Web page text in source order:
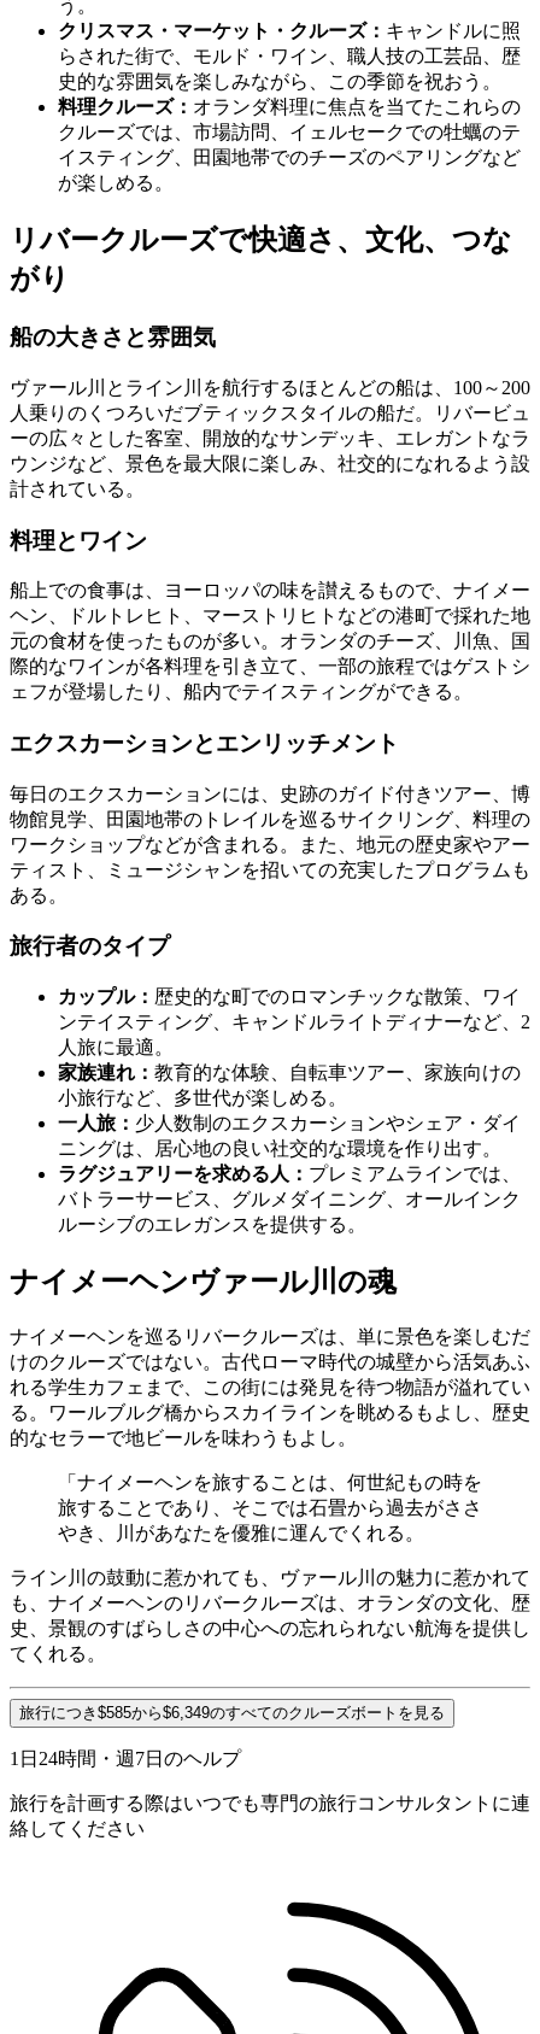
う。
クリスマス・マーケット・クルーズ： キャンドルに照
らされた街で、モルド・ワイン、職人技の工芸品、歴
史的な雰囲気を楽しみながら、この季節を祝おう。
料理クルーズ： オランダ料理に焦点を当てたこれらの
クルーズでは、市場訪問、イェルセークでの牡蠣のテ
イスティング、田園地帯でのチーズのペアリングなど
が楽しめる。
リバークルーズで快適さ、文化、つな
がり
船の大きさと雰囲気
ヴァール川とライン川を航行するほとんどの船は、100～200
人乗りのくつろいだブティックスタイルの船だ。リバービュ
ーの広々とした客室、開放的なサンデッキ、エレガントなラ
ウンジなど、景色を最大限に楽しみ、社交的になれるよう設
計されている。
料理とワイン
船上での食事は、ヨーロッパの味を讃えるもので、ナイメー
ヘン、ドルトレヒト、マーストリヒトなどの港町で採れた地
元の食材を使ったものが多い。オランダのチーズ、川魚、国
際的なワインが各料理を引き立て、一部の旅程ではゲストシ
ェフが登場したり、船内でテイスティングができる。
エクスカーションとエンリッチメント
毎日のエクスカーションには、史跡のガイド付きツアー、博
物館見学、田園地帯のトレイルを巡るサイクリング、料理の
ワークショップなどが含まれる。また、地元の歴史家やアー
ティスト、ミュージシャンを招いての充実したプログラムも
ある。
旅行者のタイプ
カップル： 歴史的な町でのロマンチックな散策、ワイ
ンテイスティング、キャンドルライトディナーなど、2
人旅に最適。
家族連れ： 教育的な体験、自転車ツアー、家族向けの
小旅行など、多世代が楽しめる。
一人旅： 少人数制のエクスカーションやシェア・ダイ
ニングは、居心地の良い社交的な環境を作り出す。
ラグジュアリーを求める人： プレミアムラインでは、
バトラーサービス、グルメダイニング、オールインク
ルーシブのエレガンスを提供する。
ナイメーヘンヴァール川の魂
ナイメーヘンを巡るリバークルーズは、単に景色を楽しむだ
けのクルーズではない。古代ローマ時代の城壁から活気あふ
れる学生カフェまで、この街には発見を待つ物語が溢れてい
る。ワールブルグ橋からスカイラインを眺めるもよし、歴史
的なセラーで地ビールを味わうもよし。
「ナイメーヘンを旅することは、何世紀もの時を
旅することであり、そこでは石畳から過去がささ
やき、川があなたを優雅に運んでくれる。
ライン川の鼓動に惹かれても、ヴァール川の魅力に惹かれて
も、ナイメーヘンのリバークルーズは、オランダの文化、歴
史、景観のすばらしさの中心への忘れられない航海を提供し
てくれる。
旅行につき$585から$6,349のすべてのクルーズボートを見る
1日24時間・週7日のヘルプ
旅行を計画する際はいつでも専門の旅行コンサルタントに連
絡してください